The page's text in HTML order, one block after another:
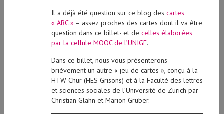
Il a déjà été question sur ce blog des cartes
« ABC » – assez proches des cartes dont il va être
question dans ce billet- et de celles élaborées
par la cellule MOOC de l’UNIGE.
Dans ce billet, nous vous présenterons
brièvement un autre « jeu de cartes », conçu à la
HTW Chur (HES Grisons) et à la Faculté des lettres
et sciences sociales de l’Université de Zurich par
Christian Glahn et Marion Gruber.